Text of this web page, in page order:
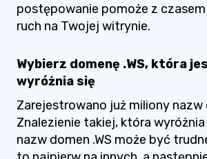
postępowanie pomoże z
ruch na Twojej witrynie.
Wybierz domenę .WS, która
wyróżnia się
Zarejestrowano już miliony nazw
Znalezienie takiej, która
nazw domen .WS może być